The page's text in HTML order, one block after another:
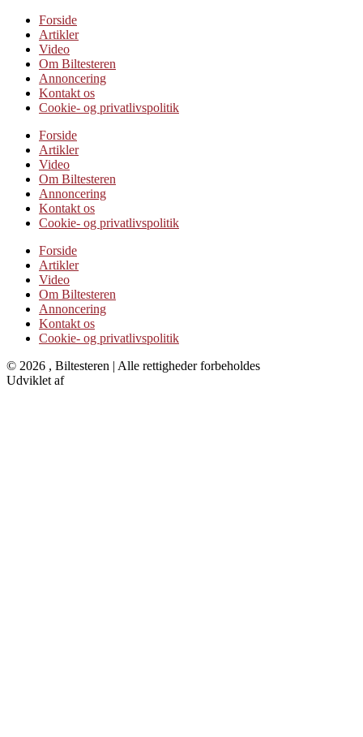
Forside
Artikler
Video
Om Biltesteren
Annoncering
Kontakt os
Cookie- og privatlivspolitik
Forside
Artikler
Video
Om Biltesteren
Annoncering
Kontakt os
Cookie- og privatlivspolitik
Forside
Artikler
Video
Om Biltesteren
Annoncering
Kontakt os
Cookie- og privatlivspolitik
© 2026 , Biltesteren | Alle rettigheder forbeholdes
Udviklet af